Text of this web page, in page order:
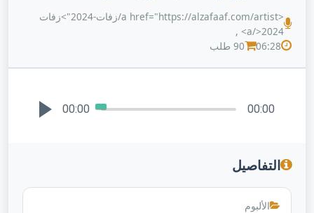
<a href="https://alzafaaf.com/artist/زفات-2024">زفات
2024</a> ,
06:28
90 طلب
00:00 00:00
التفاصيل
الألبوم